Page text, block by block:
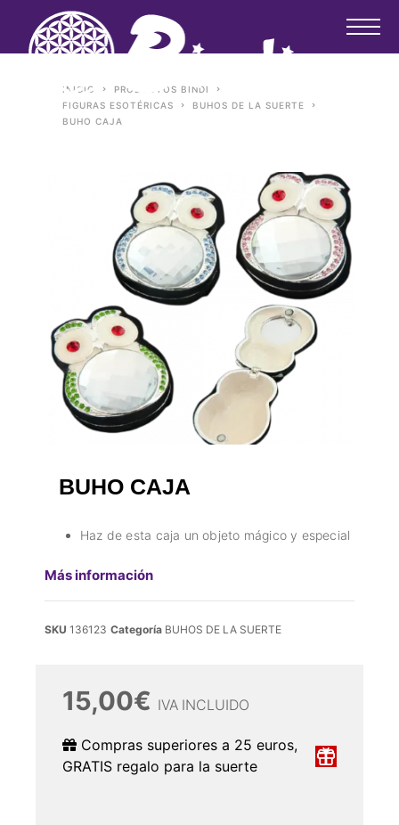
INICIO
PRODUCTOS BINDI
FIGURAS ESOTÉRICAS
BUHOS DE LA SUERTE
BUHO CAJA
BUHO CAJA
Haz de esta caja un objeto mágico y especial
Más información
SKU 136123 Categoría BUHOS DE LA SUERTE
15,00€ IVA INCLUIDO
Compras superiores a 25 euros,
GRATIS regalo para la suerte